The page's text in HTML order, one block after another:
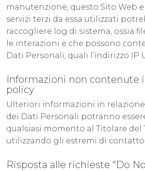
manutenzione, questo Sito Web
servizi terzi da essa utilizzati
raccogliere log di sistema, ossia
le interazioni e che possono
Dati Personali, quali l’indirizzo IP
Informazioni non contenute
policy
Ulteriori informazioni in
dei Dati Personali potranno
qualsiasi momento al Titolare del
utilizzando gli estremi di contatto.
Risposta alle richieste “Do